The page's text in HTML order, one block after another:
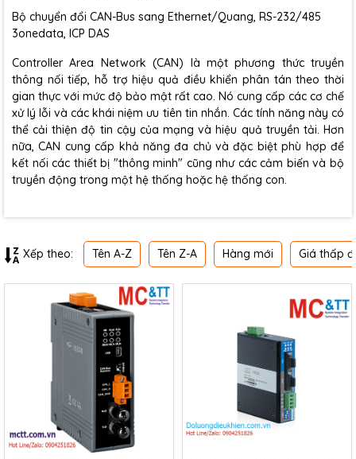
Bộ chuyển đổi CAN-Bus sang Ethernet/Quang, RS-232/485
3onedata, ICP DAS
Controller Area Network (CAN) là một phương thức truyền
thông nối tiếp, hỗ trợ hiệu quả điều khiển phân tán theo thời
gian thực với mức độ bảo mật rất cao. Nó cung cấp các cơ chế
xử lý lỗi và các khái niệm ưu tiên tin nhắn. Các tính năng này có
thể cải thiện độ tin cậy của mạng và hiệu quả truyền tải. Hơn
nữa, CAN cung cấp khả năng đa chủ và đặc biệt phù hợp để
kết nối các thiết bị "thông minh" cũng như các cảm biến và bộ
truyền động trong một hệ thống hoặc hệ thống con.
Xếp theo: Tên A-Z Tên Z-A Hàng mới Giá thấp